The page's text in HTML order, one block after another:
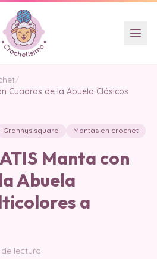
/
Cuadros de la Abuela Clásicos
Grannys square Mantas en crochet
Manta con
Abuela
a
lectura